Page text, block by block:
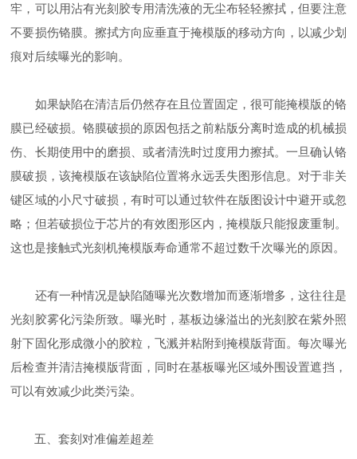
牢，可以用沾有光刻胶专用清洗液的无尘布轻轻擦拭，但要注意
不要损伤铬膜。擦拭方向应垂直于掩模版的移动方向，以减少划
痕对后续曝光的影响。
如果缺陷在清洁后仍然存在且位置固定，很可能掩模版的铬
膜已经破损。铬膜破损的原因包括之前粘版分离时造成的机械损
伤、长期使用中的磨损、或者清洗时过度用力擦拭。一旦确认铬
膜破损，该掩模版在该缺陷位置将永远丢失图形信息。对于非关
键区域的小尺寸破损，有时可以通过软件在版图设计中避开或忽
略；但若破损位于芯片的有效图形区内，掩模版只能报废重制。
这也是接触式光刻机掩模版寿命通常不超过数千次曝光的原因。
还有一种情况是缺陷随曝光次数增加而逐渐增多，这往往是
光刻胶雾化污染所致。曝光时，基板边缘溢出的光刻胶在紫外照
射下固化形成微小的胶粒，飞溅并粘附到掩模版背面。每次曝光
后检查并清洁掩模版背面，同时在基板曝光区域外围设置遮挡，
可以有效减少此类污染。
五、套刻对准偏差超差